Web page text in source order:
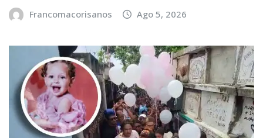
Francomacorisanos Ago 5, 2026